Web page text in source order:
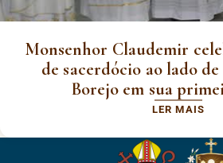
Monsenhor Claudemir
de sacerdócio ao lado
Borejo em sua
LER MAIS